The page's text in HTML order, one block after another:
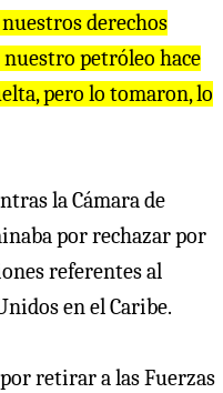
derechos
petróleo hace
pero lo tomaron, lo
la Cámara de
por rechazar por
referentes al
en el Caribe.
retirar a las Fuerzas